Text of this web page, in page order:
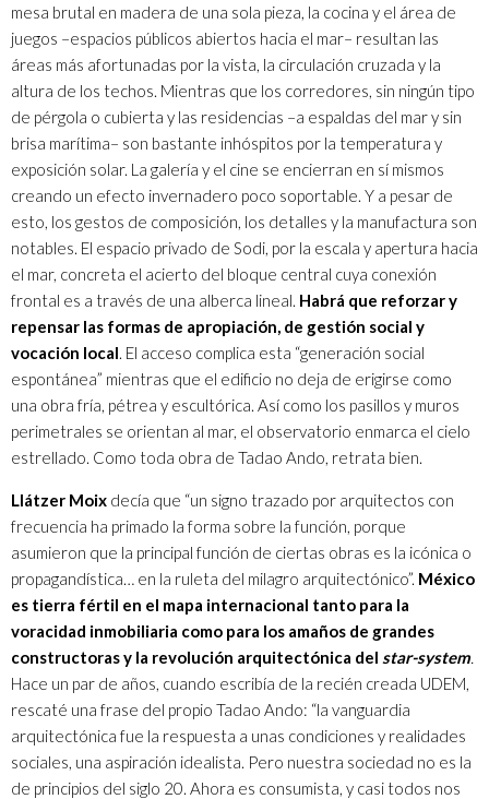
mesa brutal en madera de una sola pieza, la cocina y el área de
juegos –espacios públicos abiertos hacia el mar– resultan las
áreas más afortunadas por la vista, la circulación cruzada y la
altura de los techos. Mientras que los corredores, sin ningún tipo
de pérgola o cubierta y las residencias –a espaldas del mar y sin
brisa marítima– son bastante inhóspitos por la temperatura y
exposición solar. La galería y el cine se encierran en sí mismos
creando un efecto invernadero poco soportable. Y a pesar de
esto, los gestos de composición, los detalles y la manufactura son
notables. El espacio privado de Sodi, por la escala y apertura hacia
el mar, concreta el acierto del bloque central cuya conexión
frontal es a través de una alberca lineal. Habrá que reforzar y
repensar las formas de apropiación, de gestión social y
vocación local. El acceso complica esta “generación social
espontánea” mientras que el edificio no deja de erigirse como
una obra fría, pétrea y escultórica. Así como los pasillos y muros
perimetrales se orientan al mar, el observatorio enmarca el cielo
estrellado. Como toda obra de Tadao Ando, retrata bien.
Llátzer Moix decía que “un signo trazado por arquitectos con
frecuencia ha primado la forma sobre la función, porque
asumieron que la principal función de ciertas obras es la icónica o
propagandística… en la ruleta del milagro arquitectónico”. México
es tierra fértil en el mapa internacional tanto para la
voracidad inmobiliaria como para los amaños de grandes
constructoras y la revolución arquitectónica del star-system.
Hace un par de años, cuando escribía de la recién creada UDEM,
rescaté una frase del propio Tadao Ando: “la vanguardia
arquitectónica fue la respuesta a unas condiciones y realidades
sociales, una aspiración idealista. Pero nuestra sociedad no es la
de principios del siglo 20. Ahora es consumista, y casi todos nos